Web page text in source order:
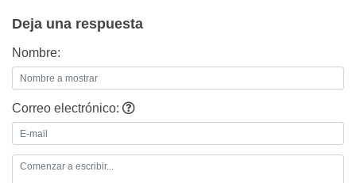
Deja una respuesta
Nombre:
Correo electrónico: